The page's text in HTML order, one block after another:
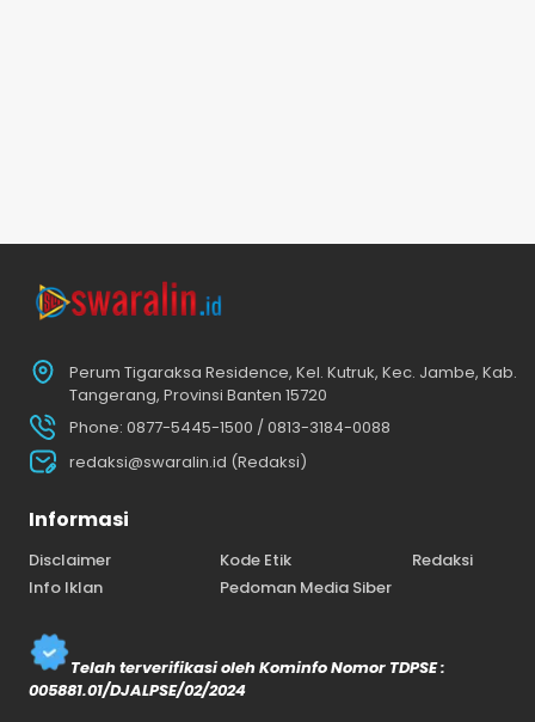
Perum Tigaraksa Residence, Kel. Kutruk, Kec. Jambe, Kab.
Tangerang, Provinsi Banten 15720
Phone: 0877-5445-1500 / 0813-3184-0088
redaksi@swaralin.id (Redaksi)
Informasi
Disclaimer Kode Etik
Redaksi
Info Iklan
Pedoman Media Siber
Telah terverifikasi oleh Kominfo Nomor TDPSE :
005881.01/DJALPSE/02/2024